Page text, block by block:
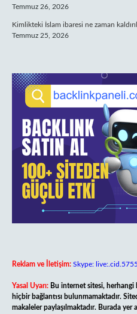
Temmuz 26, 2026
Kimlikteki İslam ibaresi ne zaman
Temmuz 25, 2026
Reklam ve İletişim: Skype:
Yasal Uyarı: Bu internet sitesi, herhangi
hiçbir bağlantısı bulunmamaktadır.
makaleler paylaşılmaktadır. Burada